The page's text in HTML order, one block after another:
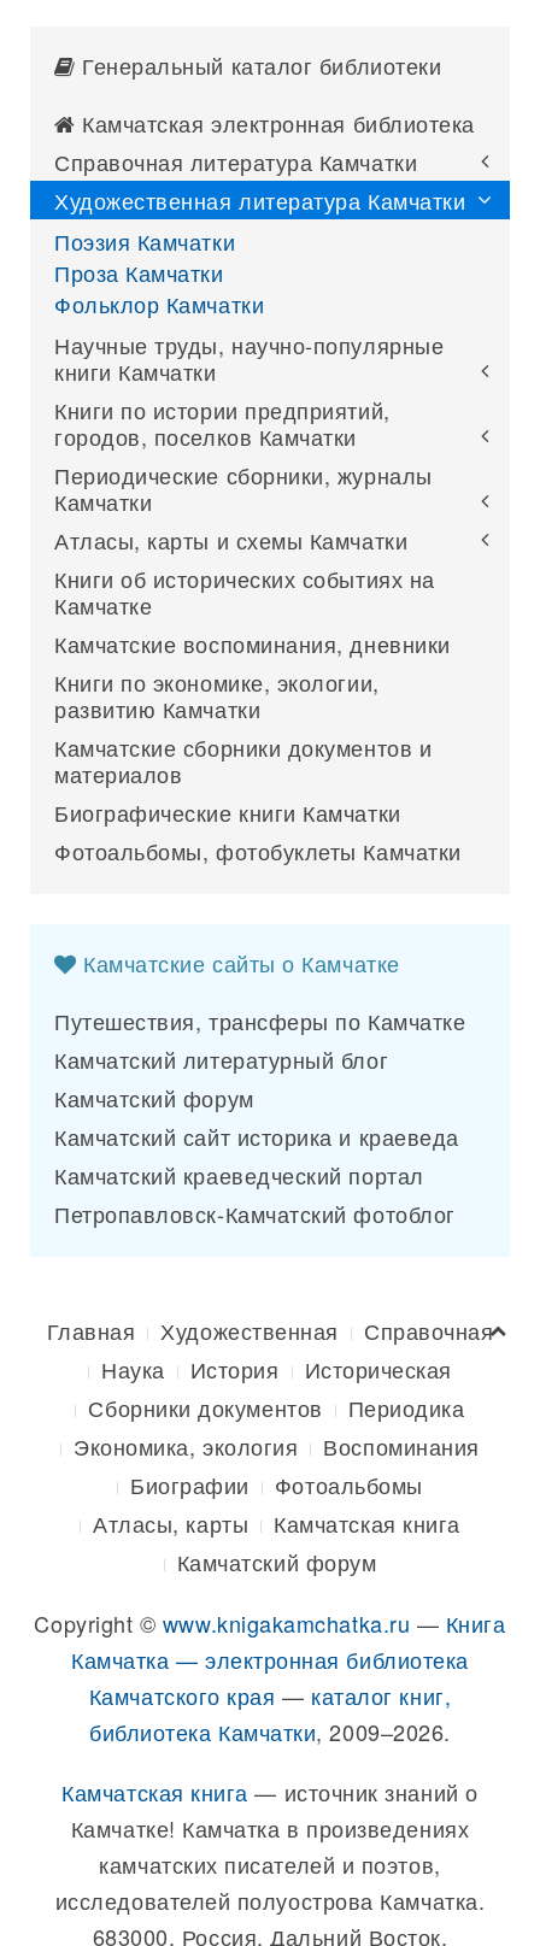
Генеральный каталог библиотеки
Камчатская электронная библиотека
Справочная литература Камчатки
Художественная литература Камчатки
Поэзия Камчатки
Проза Камчатки
Фольклор Камчатки
Научные труды, научно-популярные
книги Камчатки
Книги по истории предприятий,
городов, поселков Камчатки
Периодические сборники, журналы
Камчатки
Атласы, карты и схемы Камчатки
Книги об исторических событиях на
Камчатке
Камчатские воспоминания, дневники
Книги по экономике, экологии,
развитию Камчатки
Камчатские сборники документов и
материалов
Биографические книги Камчатки
Фотоальбомы, фотобуклеты Камчатки
Камчатские сайты о Камчатке
Путешествия, трансферы по Камчатке
Камчатский литературный блог
Камчатский форум
Камчатский сайт историка и краеведа
Камчатский краеведческий портал
Петропавловск-Камчатский фотоблог
Главная Художественная
Справочная
Наука
История
Историческая
Сборники документов
Периодика
Экономика, экология
Воспоминания
Биографии
Фотоальбомы
Атласы, карты
Камчатская книга
Камчатский форум
Copyright © www.knigakamchatka.ru — Книга
Камчатка — электронная библиотека
Камчатского края — каталог книг,
библиотека Камчатки, 2009–2026.
Камчатская книга — источник знаний о
Камчатке! Камчатка в произведениях
камчатских писателей и поэтов,
исследователей полуострова Камчатка.
683000, Россия, Дальний Восток,